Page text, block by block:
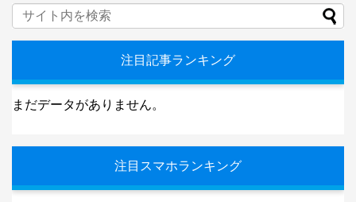
注目記事ランキング
まだデータがありません。
注目スマホランキング